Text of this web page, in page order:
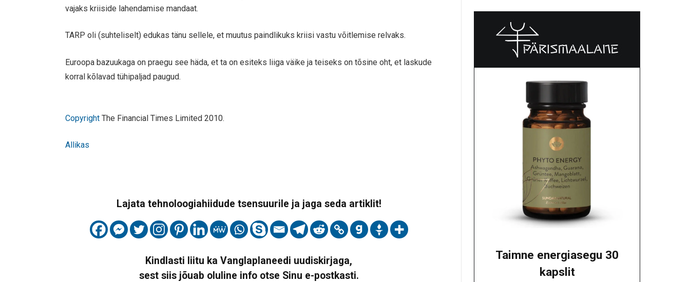
vajaks kriiside lahendamise mandaat.
TARP oli (suhteliselt) edukas tänu sellele, et muutus paindlikuks kriisi vastu võitlemise relvaks.
Euroopa bazuukaga on praegu see häda, et ta on esiteks liiga väike ja teiseks on tõsine oht, et laskude
korral kõlavad tühipaljad paugud.
Copyright The Financial Times Limited 2010.
Allikas
Lajata tehnoloogiahiidude tsensuurile ja jaga seda artiklit!
Kindlasti liitu ka Vanglaplaneedi uudiskirjaga,
sest siis jõuab oluline info otse Sinu e-postkasti.
Taimne energiasegu 30
kapslit